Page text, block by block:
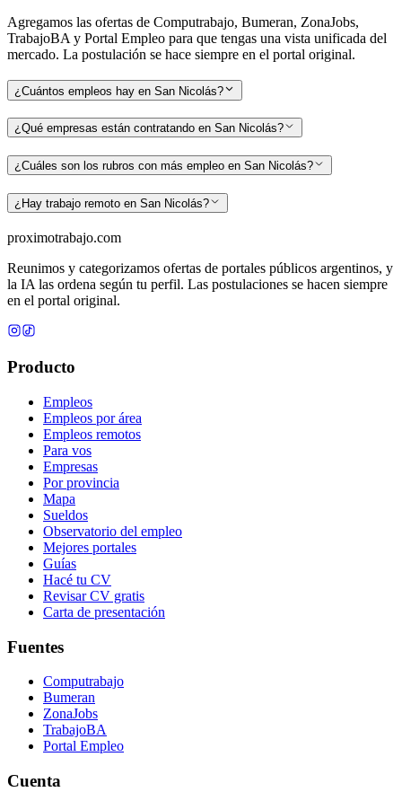
Agregamos las ofertas de Computrabajo, Bumeran, ZonaJobs,
TrabajoBA y Portal Empleo para que tengas una vista unificada del
mercado. La postulación se hace siempre en el portal original.
¿Cuántos empleos hay en San Nicolás?
¿Qué empresas están contratando en San Nicolás?
¿Cuáles son los rubros con más empleo en San Nicolás?
¿Hay trabajo remoto en San Nicolás?
proximotrabajo.com
Reunimos y categorizamos ofertas de portales públicos argentinos, y
la IA las ordena según tu perfil. Las postulaciones se hacen siempre
en el portal original.
Producto
Empleos
Empleos por área
Empleos remotos
Para vos
Empresas
Por provincia
Mapa
Sueldos
Observatorio del empleo
Mejores portales
Guías
Hacé tu CV
Revisar CV gratis
Carta de presentación
Fuentes
Computrabajo
Bumeran
ZonaJobs
TrabajoBA
Portal Empleo
Cuenta